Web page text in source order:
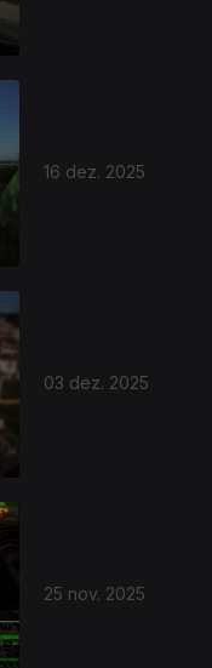
16 dez. 2025
03 dez. 2025
25 nov. 2025